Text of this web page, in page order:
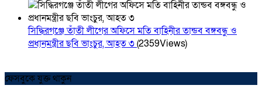
সিদ্ধিরগঞ্জে তাঁতী লীগের অফিসে মতি বাহিনীর তান্ডব বঙ্গবন্ধু ও
প্রধানমন্ত্রীর ছবি ভাংচুর, আহত ৩(2359Views)
ফেসবুকে যুক্ত থাকুন